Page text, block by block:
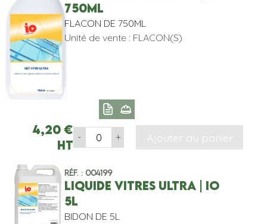
750ML
FLACON DE 750ML
Unité de vente : FLACON(S)
4,20€
HT
- + Ajouter au panier
Réf. : 004199
LIQUIDE VITRES ULTRA | IO
5L
BIDON DE 5L